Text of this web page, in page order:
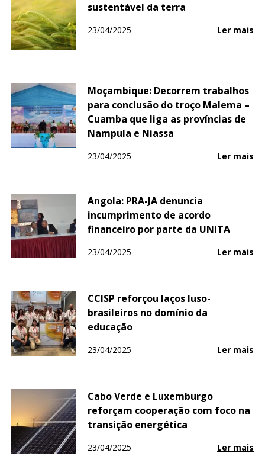
sustentável da terra
23/04/2025 Ler mais
Moçambique: Decorrem trabalhos
para conclusão do troço Malema –
Cuamba que liga as províncias de
Nampula e Niassa
23/04/2025 Ler mais
Angola: PRA-JA denuncia
incumprimento de acordo
financeiro por parte da UNITA
23/04/2025 Ler mais
CCISP reforçou laços luso-
brasileiros no domínio da
educação
23/04/2025 Ler mais
Cabo Verde e Luxemburgo
reforçam cooperação com foco na
transição energética
23/04/2025 Ler mais